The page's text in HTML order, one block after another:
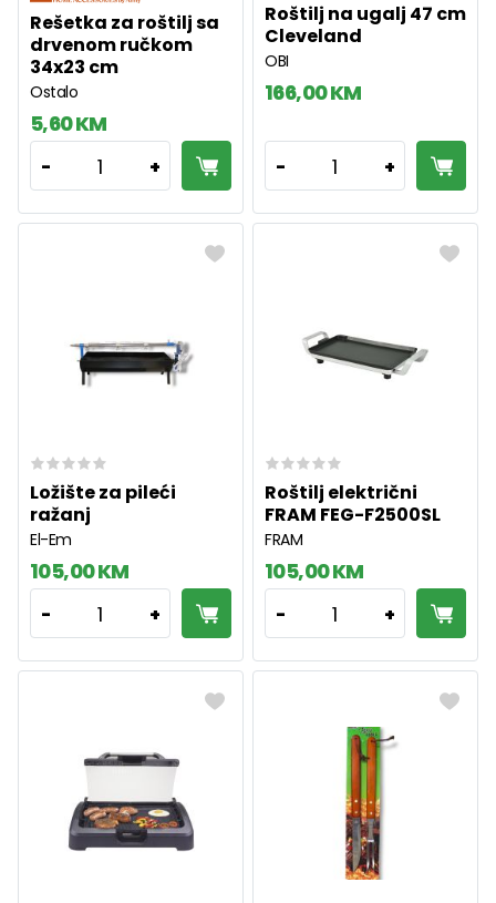
Rešetka za roštilj sa
drvenom ručkom
34x23 cm
Ostalo
5,60 KM
- 1 +
Roštilj na ugalj 47 cm
Cleveland
OBI
166,00 KM
- 1 +
Ložište za pileći
ražanj
El-Em
105,00 KM
- 1 +
Roštilj električni
FRAM FEG-F2500SL
FRAM
105,00 KM
- 1 +